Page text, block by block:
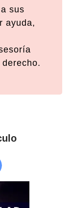
sus
ayuda,